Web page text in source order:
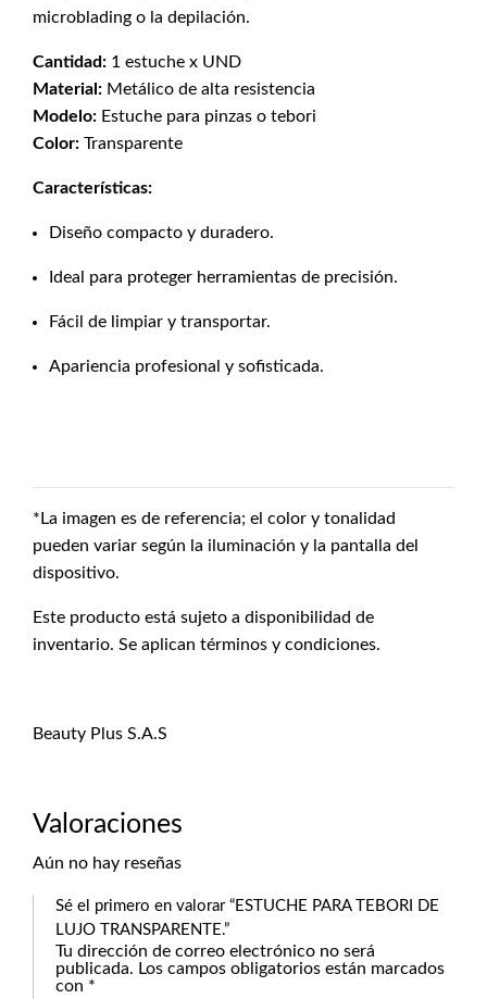
microblading o la depilación.
Cantidad: 1 estuche x UND
Material: Metálico de alta resistencia
Modelo: Estuche para pinzas o tebori
Color: Transparente
Características:
Diseño compacto y duradero.
Ideal para proteger herramientas de precisión.
Fácil de limpiar y transportar.
Apariencia profesional y sofisticada.
*La imagen es de referencia; el color y tonalidad
pueden variar según la iluminación y la pantalla del
dispositivo.
Este producto está sujeto a disponibilidad de
inventario. Se aplican términos y condiciones.
Beauty Plus S.A.S
Valoraciones
Aún no hay reseñas
Sé el primero en valorar “ESTUCHE PARA TEBORI DE
LUJO TRANSPARENTE.”
Tu dirección de correo electrónico no será
publicada. Los campos obligatorios están marcados
con *